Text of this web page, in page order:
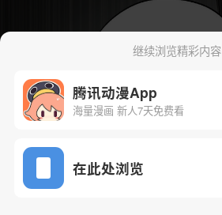
继续浏览精彩内容
腾讯动漫App
海量漫画 新人7天免费看
在此处浏览